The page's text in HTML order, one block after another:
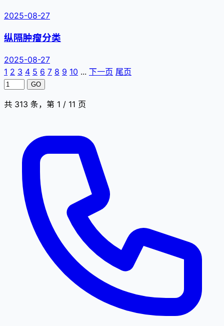
2025-08-27
纵隔肿瘤分类
2025-08-27
1 2 3 4 5 6 7 8 9 10 ... 下一页 尾页
GO
共 313 条，第 1 / 11 页